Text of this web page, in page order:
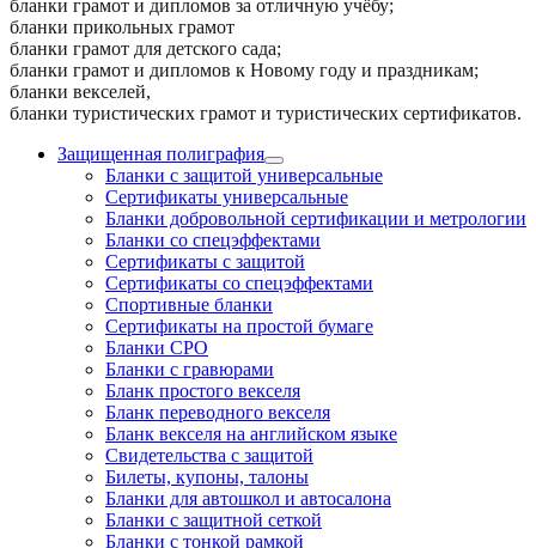
бланки грамот и дипломов за отличную учёбу;
бланки прикольных грамот
бланки грамот для детского сада;
бланки грамот и дипломов к Новому году и праздникам;
бланки векселей,
бланки туристических грамот и туристических сертификатов.
Защищенная полиграфия
Бланки с защитой универсальные
Сертификаты универсальные
Бланки добровольной сертификации и метрологии
Бланки со спецэффектами
Сертификаты с защитой
Сертификаты со спецэффектами
Спортивные бланки
Cертификаты на простой бумаге
Бланки СРО
Бланки с гравюрами
Бланк простого векселя
Бланк переводного векселя
Бланк векселя на английском языке
Свидетельства с защитой
Билеты, купоны, талоны
Бланки для автошкол и автосалона
Бланки с защитной сеткой
Бланки с тонкой рамкой